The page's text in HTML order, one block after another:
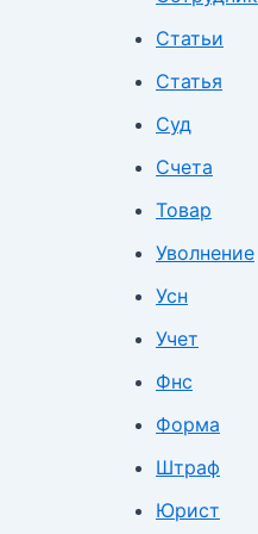
Статьи
Статья
Суд
Счета
Товар
Уволнение
Усн
Учет
Фнс
Форма
Штраф
Юрист